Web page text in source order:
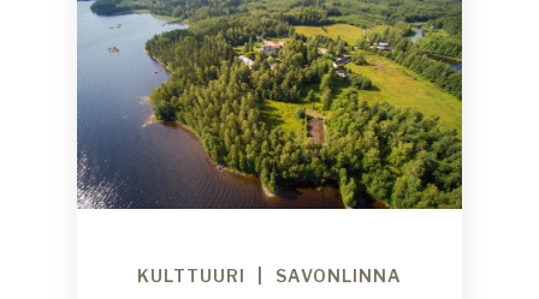
KULTTUURI SAVONLINNA